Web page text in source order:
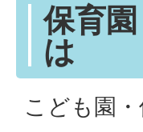
保育
は
こども園